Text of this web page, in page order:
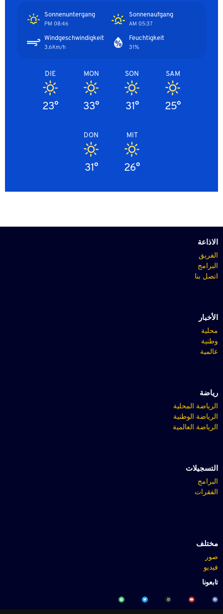
Sonnenaufgang
05:37 AM
Sonnenuntergang
08:46 PM
Feuchtigkeit
31%
Windgeschwindigkeit
3.6Km/h
SAM
25°
SON
31°
MON
33°
DIE
23°
MIT
26°
DON
31°
الاذاعة
الفريق
البرامج
اتصل بنا
الأخبار
محلية
وطنية
عالمية
رياضة
الرياضة المحلية
الرياضة الوطنية
الرياضة العالمية
التسجيلات
البرامج
الفقرات
مختلف
صور
فيديو
تابعونا